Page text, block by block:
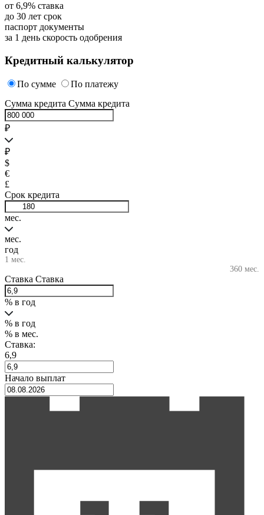
от 6,9% ставка
до 30 лет срок
паспорт документы
за 1 день скорость одобрения
Кредитный калькулятор
По сумме
По платежу
Сумма кредита Сумма кредита
₽
₽
$
€
£
Срок кредита
мес.
мес.
год
1 мес.
360 мес.
Ставка Ставка
% в год
% в год
% в мес.
Ставка:
6,9
Начало выплат